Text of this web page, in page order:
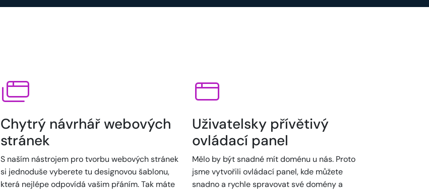
Chytrý návrhář webových
stránek
S naším nástrojem pro tvorbu webových stránek
si jednoduše vyberete tu designovou šablonu,
která nejlépe odpovídá vašim přáním. Tak máte
Uživatelsky přívětivý
ovládací panel
Mělo by být snadné mít doménu u nás. Proto
jsme vytvořili ovládací panel, kde můžete
snadno a rychle spravovat své domény a